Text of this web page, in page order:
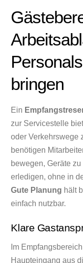
bringen
Ein
zur Servicestelle
oder Verkehrswege
benötigen
bewegen, Geräte
erledigen, ohne in
Gute Planung hält
einfach nutzbar.
Klare
Im
Haupteingang aus